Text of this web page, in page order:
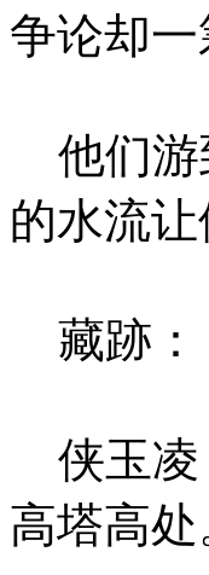
争论却
他们游
的水流
藏跡：
侠玉凌
高塔高处